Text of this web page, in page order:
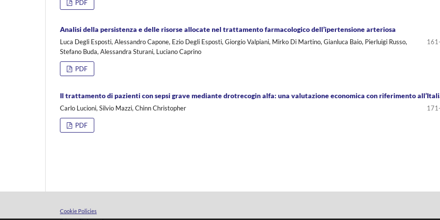
PDF
Analisi della persistenza e delle risorse allocate nel trattamento farmacologico dell’ipertensione arteriosa
Luca Degli Esposti, Alessandro Capone, Ezio Degli Esposti, Giorgio Valpiani, Mirko Di Martino, Gianluca Baio, Pierluigi Russo,
Stefano Buda, Alessandra Sturani, Luciano Caprino
PDF
Il trattamento di pazienti con sepsi grave mediante drotrecogin alfa: una valutazione economica con riferimento
Carlo Lucioni, Silvio Mazzi, Chinn Christopher
PDF
Cookie Policies